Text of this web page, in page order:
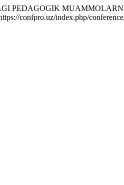
PEDAGOGIK
confpro.uz/index.php/